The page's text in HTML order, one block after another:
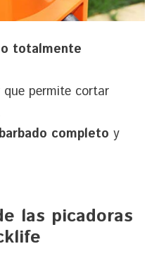
totalmente
que permite cortar
completo y
las picadoras